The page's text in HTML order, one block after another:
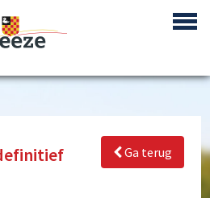
Ga terug